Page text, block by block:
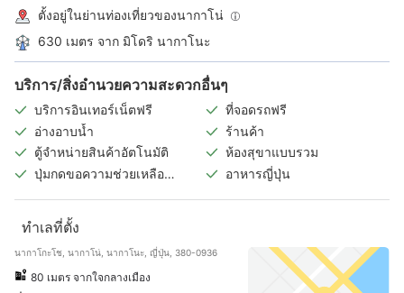
ตั้งอยู่ในย่านท่องเที่ยวของนากาโน่
630 เมตร จาก มิโดริ นากาโนะ
บริการ/สิ่งอำนวยความสะดวกอื่นๆ
บริการอินเทอร์เน็ตฟรี
ที่จอดรถฟรี
อ่างอาบน้ำ
ร้านค้า
ตู้จำหน่ายสินค้าอัตโนมัติ
ห้องสุขาแบบรวม
ปุ่มกดขอความช่วยเหลือ
อาหารญี่ปุ่น
ทำเลที่ตั้ง
นากาโกะโช, นากาโน่, นากาโนะ, ญี่ปุ่น, 380-0936
80 เมตร จากใจกลางเมือง